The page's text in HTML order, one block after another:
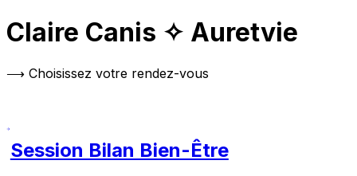
Claire Canis ✧ Auretvie
⟶ Choisissez votre rendez-vous
Session Bilan Bien-Être